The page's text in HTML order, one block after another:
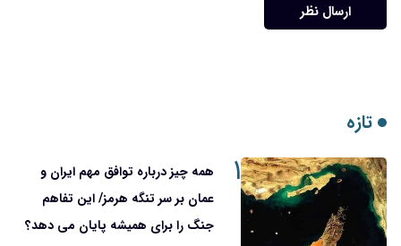
ارسال نظر
تازه
۱
همه چیز درباره توافق مهم ایران و
عمان بر سر تنگه هرمز/ این تفاهم
جنگ را برای همیشه پایان می دهد؟